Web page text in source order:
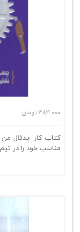
384,000 تومان
کتاب کار ایدئال
مناسب خود را در